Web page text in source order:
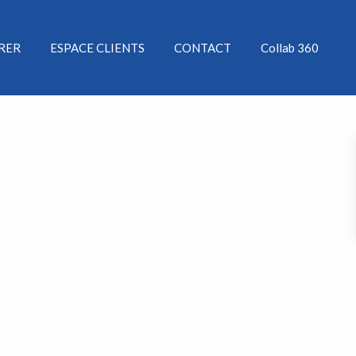
ESPACE CLIENTS CONTACT Collab 360